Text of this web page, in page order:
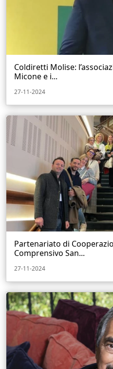
Coldiretti Molise:
Micone e i...
27-11-2024
Partenariato di
Comprensivo San...
27-11-2024